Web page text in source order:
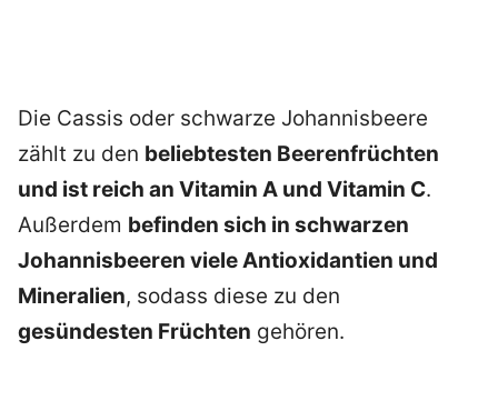
Die Cassis oder schwarze Johannisbeere
zählt zu den beliebtesten Beerenfrüchten
und ist reich an Vitamin A und Vitamin C.
Außerdem befinden sich in schwarzen
Johannisbeeren viele Antioxidantien und
Mineralien, sodass diese zu den
gesündesten Früchten gehören.